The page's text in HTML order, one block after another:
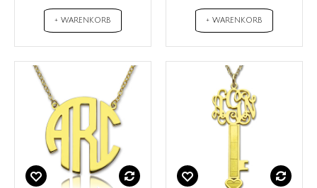
+ WARENKORB + WARENKORB